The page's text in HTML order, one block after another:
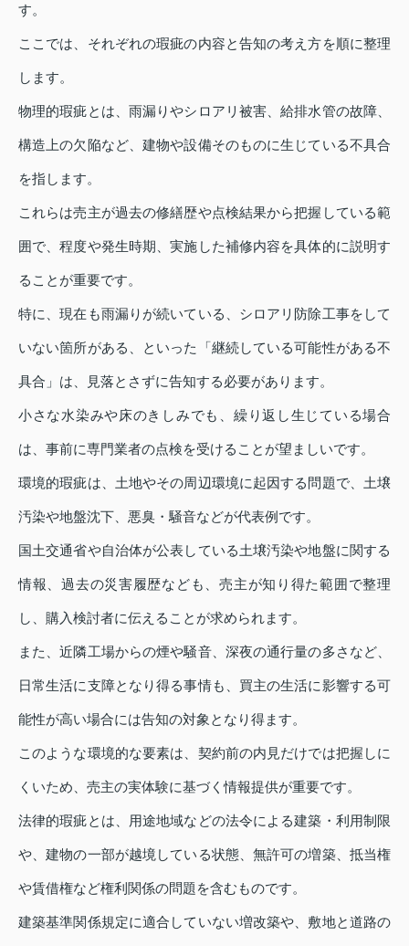
す。
ここでは、それぞれの瑕疵の内容と告知の考え方を順に整理
します。
物理的瑕疵とは、雨漏りやシロアリ被害、給排水管の故障、
構造上の欠陥など、建物や設備そのものに生じている不具合
を指します。
これらは売主が過去の修繕歴や点検結果から把握している範
囲で、程度や発生時期、実施した補修内容を具体的に説明す
ることが重要です。
特に、現在も雨漏りが続いている、シロアリ防除工事をして
いない箇所がある、といった「継続している可能性がある不
具合」は、見落とさずに告知する必要があります。
小さな水染みや床のきしみでも、繰り返し生じている場合
は、事前に専門業者の点検を受けることが望ましいです。
環境的瑕疵は、土地やその周辺環境に起因する問題で、土壌
汚染や地盤沈下、悪臭・騒音などが代表例です。
国土交通省や自治体が公表している土壌汚染や地盤に関する
情報、過去の災害履歴なども、売主が知り得た範囲で整理
し、購入検討者に伝えることが求められます。
また、近隣工場からの煙や騒音、深夜の通行量の多さなど、
日常生活に支障となり得る事情も、買主の生活に影響する可
能性が高い場合には告知の対象となり得ます。
このような環境的な要素は、契約前の内見だけでは把握しに
くいため、売主の実体験に基づく情報提供が重要です。
法律的瑕疵とは、用途地域などの法令による建築・利用制限
や、建物の一部が越境している状態、無許可の増築、抵当権
や賃借権など権利関係の問題を含むものです。
建築基準関係規定に適合していない増改築や、敷地と道路の